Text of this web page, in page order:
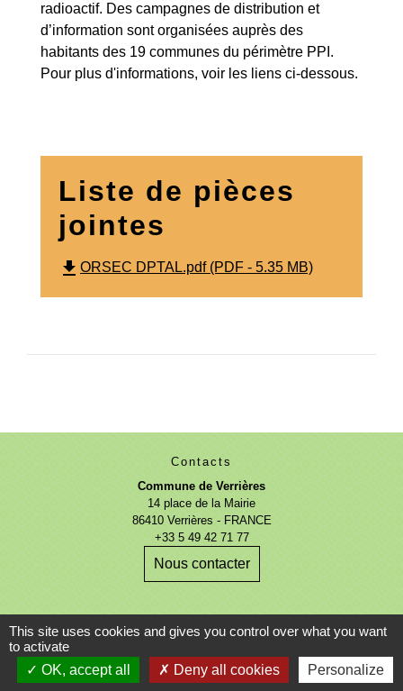
radioactif. Des campagnes de distribution et
d’information sont organisées auprès des
habitants des 19 communes du périmètre PPI.
Pour plus d'informations, voir les liens ci-dessous.
Liste de pièces
jointes
file_download ORSEC DPTAL.pdf (PDF - 5.35 MB)
Contacts
Commune de Verrières
14 place de la Mairie
86410 Verrières - FRANCE
+33 5 49 42 71 77
Nous contacter
Mentions légales - Politique de confidentialité -
This site uses cookies and gives you control over what you want
to activate
OK, accept all
Deny all cookies Personalize